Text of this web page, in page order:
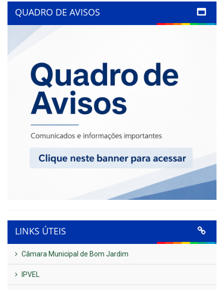
QUADRO DE AVISOS
LINKS ÚTEIS
Câmara Municipal de Bom Jardim
IPVEL